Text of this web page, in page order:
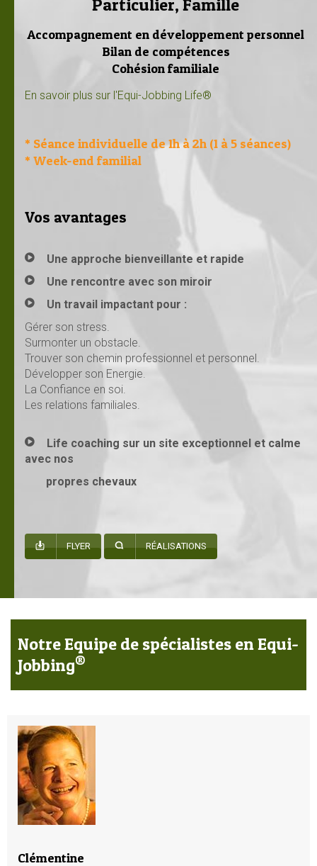
Particulier, Famille
Accompagnement en développement personnel
Bilan de compétences
Cohésion familiale
En savoir plus sur l'Equi-Jobbing Life®
* Séance individuelle de 1h à 2h (1 à 5 séances)
* Week-end familial
Vos avantages
Une approche bienveillante et rapide
Une rencontre avec son miroir
Un travail impactant pour :
Gérer son stress.
Surmonter un obstacle.
Trouver son chemin professionnel et personnel.
Développer son Energie.
La Confiance en soi.
Les relations familiales.
Life coaching sur un site exceptionnel et calme
avec nos
propres chevaux
FLYER RÉALISATIONS
Notre Equipe de spécialistes en Equi-
Jobbing®
Clémentine